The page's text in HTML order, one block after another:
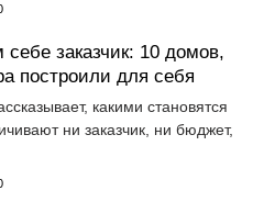
заказчик: 10 домов,
построили для себя
какими становятся
ни заказчик, ни бюджет,